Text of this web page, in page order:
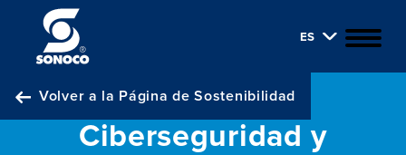
ES
Volver a la Página de Sostenibilidad
Ciberseguridad y